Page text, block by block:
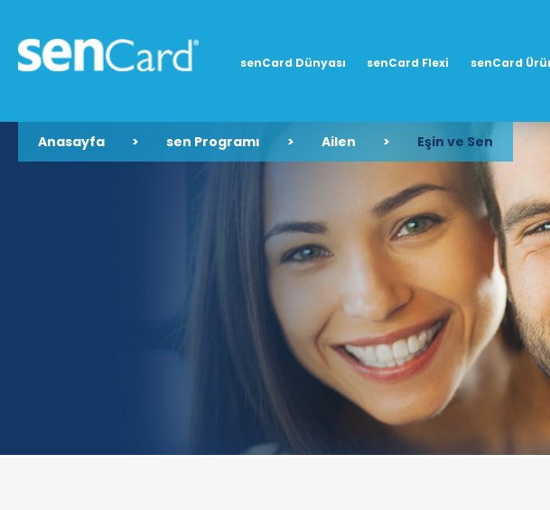
senCard Dünyası senCard Flexi senCard
Anasayfa > sen Programı > Ailen > Eşin ve Sen